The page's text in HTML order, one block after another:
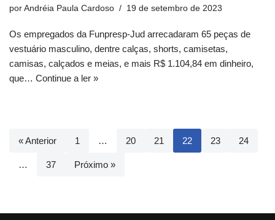
por Andréia Paula Cardoso 19 de setembro de 2023
Os empregados da Funpresp-Jud arrecadaram 65 peças de
vestuário masculino, dentre calças, shorts, camisetas,
camisas, calçados e meias, e mais R$ 1.104,84 em dinheiro,
que… Continue a ler »
« Anterior 1 … 20 21 22 23 24
… 37 Próximo »